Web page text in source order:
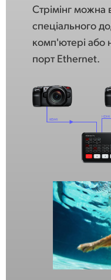
Стрімінг
спеціального
комп'ютері або
порт Ethernet.